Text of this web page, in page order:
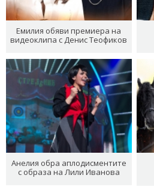
Емилия обяви премиера на
видеоклипа с Денис Теофиков
Анелия обра аплодисментите
с образа на Лили Иванова